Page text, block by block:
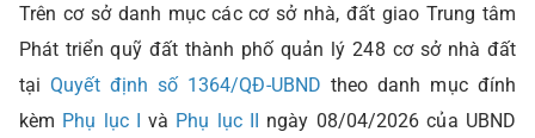
Trên cơ sở danh mục các cơ sở nhà, đất giao Trung tâm
Phát triển quỹ đất thành phố quản lý 248 cơ sở nhà đất
tạiQuyết định số 1364/QĐ-UBND theo danh mục đính
kèm Phụ lục I và Phụ lục II ngày 08/04/2026 của UBND